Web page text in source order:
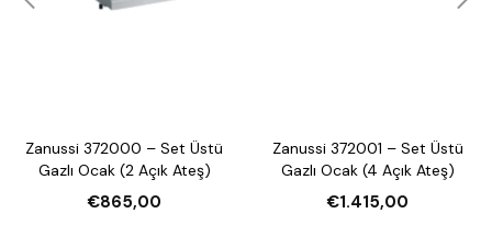
Zanussi 372000 – Set Üstü
Gazlı Ocak (2 Açık Ateş)
€865,00
Zanussi 372001 – Set Üstü
Gazlı Ocak (4 Açık Ateş)
€1.415,00